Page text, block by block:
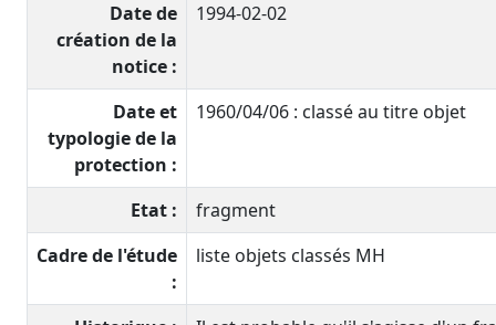
Date de
création de la
notice :
1994-02-02
Date et
typologie de la
protection :
1960/04/06 : classé au titre objet
Etat :
fragment
Cadre de l'étude
:
liste objets classés MH